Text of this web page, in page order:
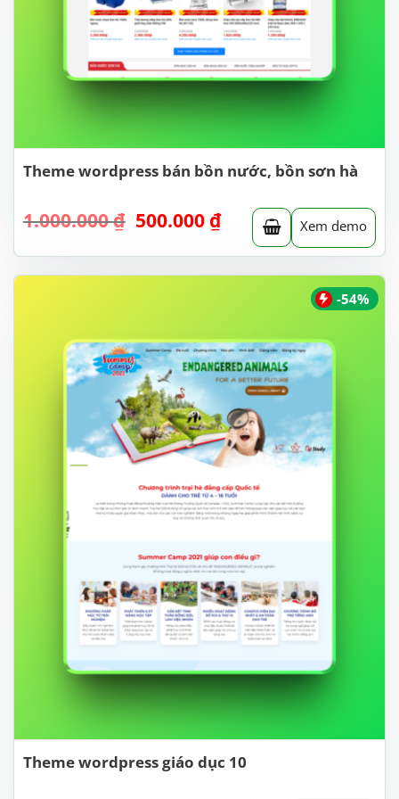
Theme wordpress bán bồn nước, bồn sơn hà
1.000.000₫ Giá
là:
1.000.000 ₫.
500.000 ₫Giá
hiện
tại
là:
Xem demo
-54%
Theme wordpress giáo dục 10